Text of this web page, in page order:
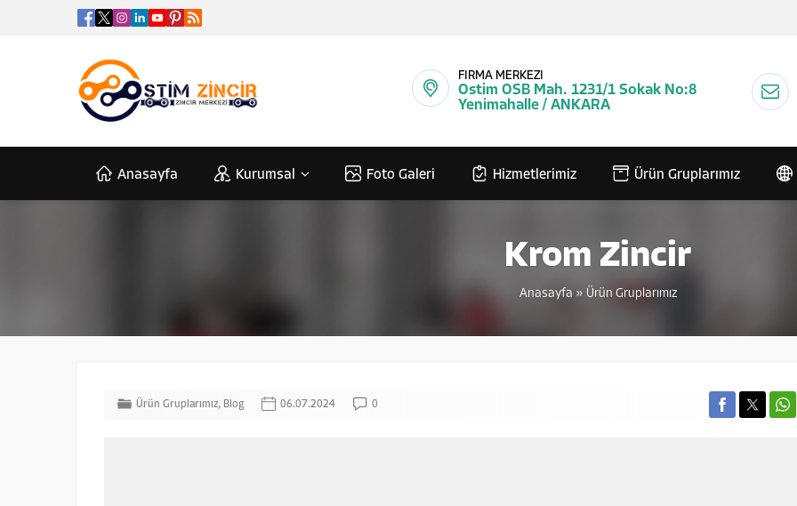
FİRMA MERKEZİ
Ostim OSB Mah. 1231/1 Sokak No:8
Yenimahalle / ANKARA
Anasayfa Kurumsal Foto Galeri Hizmetlerimiz Ürün Gruplarımız
Krom Zincir
Anasayfa » Ürün Gruplarımız
Ürün Gruplarımız, Blog 06.07.2024 0